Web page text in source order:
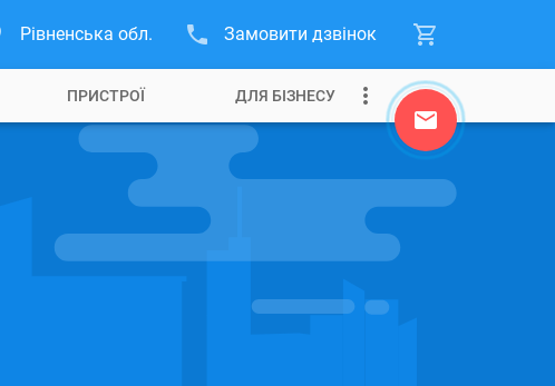
Рівненська обл. Замовити дзвінок
ПРИСТРОЇ ДЛЯ БІЗНЕСУ